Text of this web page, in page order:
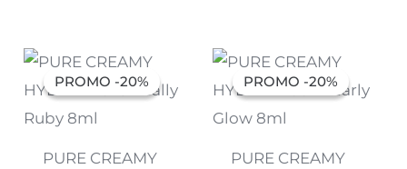
PROMO -20%
PROMO -20%
PURE CREAMY
O
preço
original
7,07 €.
O
preço
atual
5,66 €.
PROMO -20%
PROMO -20%
PURE CREAMY
O
preço
original
7,07 €.
O
preço
atual
5,66 €.